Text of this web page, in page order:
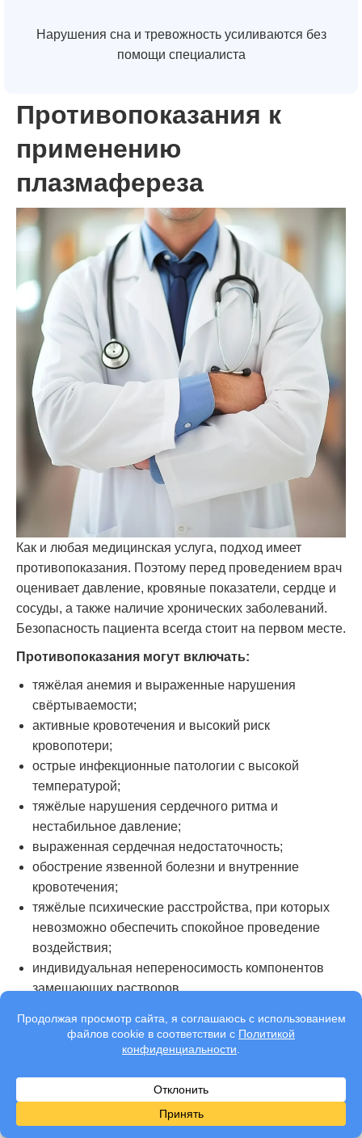
Нарушения сна и тревожность усиливаются без
помощи специалиста
Противопоказания к
применению
плазмафереза
Как и любая медицинская услуга, подход имеет
противопоказания. Поэтому перед проведением врач
оценивает давление, кровяные показатели, сердце и
сосуды, а также наличие хронических заболеваний.
Безопасность пациента всегда стоит на первом месте.
Противопоказания могут включать:
тяжёлая анемия и выраженные нарушения
свёртываемости;
активные кровотечения и высокий риск
кровопотери;
острые инфекционные патологии с высокой
температурой;
тяжёлые нарушения сердечного ритма и
нестабильное давление;
выраженная сердечная недостаточность;
обострение язвенной болезни и внутренние
кровотечения;
тяжёлые психические расстройства, при которых
невозможно обеспечить спокойное проведение
воздействия;
индивидуальная непереносимость компонентов
замещающих растворов.
Окончательное решение принимает врач после
осмотра и диагностики. Если процесс не
подходит, специалист подбирает альтернативные
методы стабилизации здоровья и
восстановления.
Мы гарантируем
у мужчин и женщин, а так же